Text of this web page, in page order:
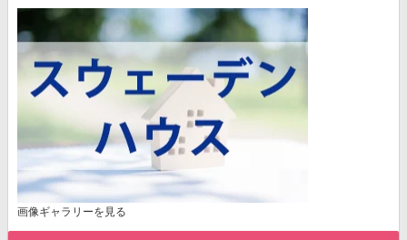
画像ギャラリーを見る